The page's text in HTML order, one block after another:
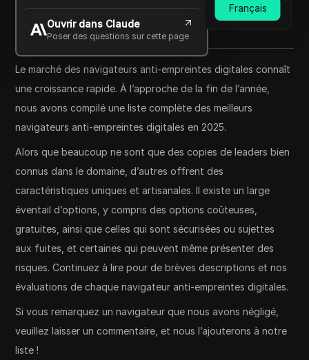
Français
Ouvrir dans Claude
Poser des questions sur cette page
Copy Link
Le marché des navigateurs anti-empreintes digitales connaît
une croissance rapide. À l’approche de la fin de l’année,
nous avons compilé une liste complète des meilleurs
navigateurs anti-empreintes digitales en 2025.
Alors que beaucoup ne sont que des copies de leaders bien
connus dans le domaine, d’autres offrent des
caractéristiques uniques et artisanales. Il existe un large
éventail d’options, y compris des options coûteuses,
gratuites, ainsi que celles qui sont sécurisées ou sujettes
aux fuites, et certaines qui peuvent même présenter des
risques. Continuez à lire pour de brèves descriptions et nos
évaluations de chaque navigateur anti-empreintes digitales.
Si vous remarquez un navigateur que nous avons négligé,
veuillez laisser un commentaire, et nous l’ajouterons à notre
liste !